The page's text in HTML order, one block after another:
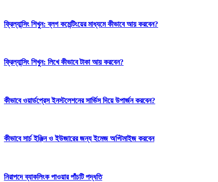
ফ্রিল্যান্সিং শিখুন: ব্লগ কমেন্টিংয়ের মাধ্যমে কীভাবে আয় করবেন?
ফ্রিল্যান্সিং শিখুন: লিখে কীভাবে টাকা আয় করবেন?
কীভাবে ওয়ার্ডপ্রেস ইনস্টলেশনের সার্ভিস দিয়ে উপার্জন করবেন?
কীভাবে সার্চ ইঞ্জিন ও ইউজারের জন্য ইমেজ অপ্টিমাইজ করবেন
নিরাপদে ব্যাকলিংক পাওয়ার পাঁচটি পদ্ধতি